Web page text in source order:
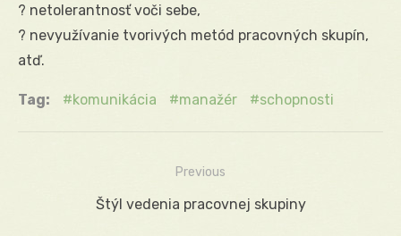
? netolerantnosť voči sebe,
? nevyužívanie tvorivých metód pracovných skupín,
atď.
Tag: komunikácia manažér schopnosti
Navigácia
Previous
Previous
Štýl vedenia pracovnej skupiny